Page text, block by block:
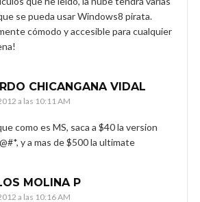
se pueda usar Windows8 pirata.
cómodo y accesible para cualquier
CHICANGANA VIDAL
a las 10:11 AM
como es MS, saca a $40 la version
y a mas de $500 la ultimate
MOLINA P
a las 10:16 AM